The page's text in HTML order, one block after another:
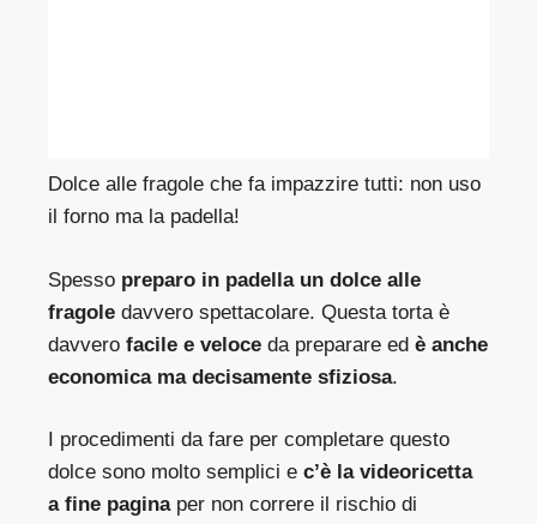
Dolce alle fragole che fa impazzire tutti: non uso
il forno ma la padella!
Spesso preparo in padella un dolce alle
fragole davvero spettacolare. Questa torta è
davverofacile e veloce da preparare edè anche
economica ma decisamente sfiziosa.
I procedimenti da fare per completare questo
dolce sono molto semplici e c’è la videoricetta
a fine paginaper non correre il rischio di